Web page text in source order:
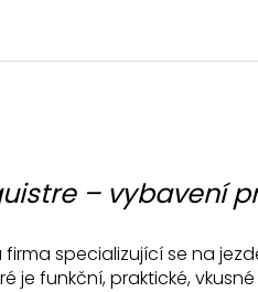
– vybavení
firma specializující se na
je funkční, praktické,